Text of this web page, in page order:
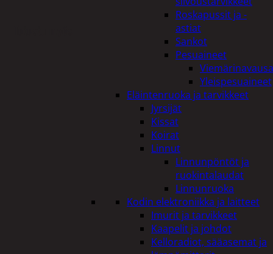
Roskapussit ja -
astiat
Sankot
Pesuaineet
Yleispesuaineet
Eläintenruoka ja tarvikkeet
Jyrsijät
Kissat
Koirat
Linnut
Linnunpöntöt ja
ruokintalaudat
Linnunruoka
Kodin elektroniikka ja laitteet
Imurit ja tarvikkeet
Kaapelit ja johdot
Kelloradiot, sääasemat ja